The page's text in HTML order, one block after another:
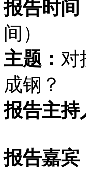
报告时间
间）
主题： 对
成钢？
报告主持
报告嘉宾